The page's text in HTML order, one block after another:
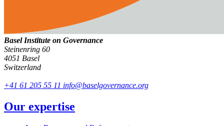
Basel Institute on Governance
Steinenring 60
4051 Basel
Switzerland
+41 61 205 55 11 info@baselgovernance.org
Our expertise